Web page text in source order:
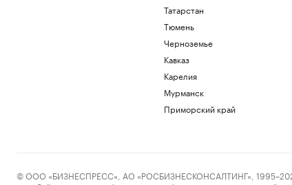
Татарстан
Тюмень
Черноземье
Кавказ
Карелия
Мурманск
Приморский край
© ООО «БИЗНЕСПРЕСС», АО «РОСБИЗНЕСКОНСАЛТИНГ», 1995–2026.